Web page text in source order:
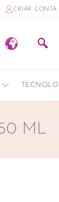
CRIAR CONTA
ML